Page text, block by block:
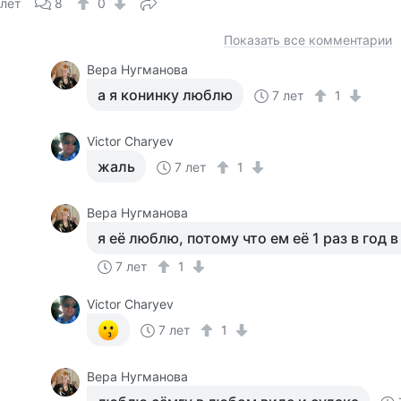
8 0
Показать все комментарии
Вера Нугманова
а я конинку люблю 7 лет 1
Victor Charyev
жаль 7 лет 1
Вера Нугманова
я её люблю, потому что ем её 1 раз в год
7 лет 1
Victor Charyev
7 лет
1
Вера Нугманова